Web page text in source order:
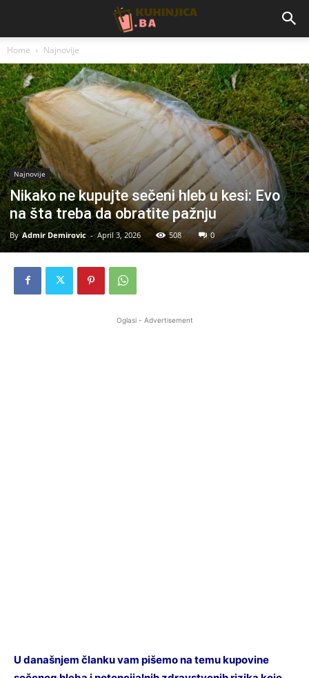
Home Najnovije
Najnovije
Nikako ne kupujte sečeni hleb u kesi: Evo
na šta treba da obratite pažnju
By Admir Demirovic - April 3, 2026 508 0
Oglasi - Advertisement
U današnjem članku vam pišemo na temu kupovine